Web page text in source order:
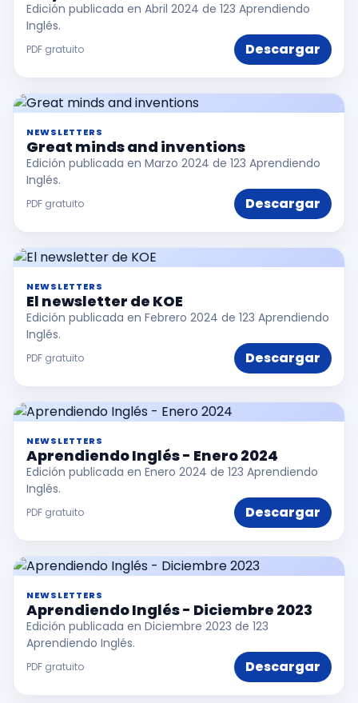
Edición publicada en Abril 2024 de 123 Aprendiendo
Inglés.
PDF gratuito Descargar
NEWSLETTERS
Great minds and inventions
Edición publicada en Marzo 2024 de 123 Aprendiendo
Inglés.
PDF gratuito Descargar
NEWSLETTERS
El newsletter de KOE
Edición publicada en Febrero 2024 de 123 Aprendiendo
Inglés.
PDF gratuito Descargar
NEWSLETTERS
Aprendiendo Inglés - Enero 2024
Edición publicada en Enero 2024 de 123 Aprendiendo
Inglés.
PDF gratuito Descargar
NEWSLETTERS
Aprendiendo Inglés - Diciembre 2023
Edición publicada en Diciembre 2023 de 123
Aprendiendo Inglés.
PDF gratuito Descargar